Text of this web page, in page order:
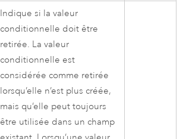
Indique si la valeur
conditionnelle doit être
retirée. La valeur
conditionnelle est
considérée comme retirée
lorsqu’elle n’est plus créée,
mais qu’elle peut toujours
être utilisée dans un champ